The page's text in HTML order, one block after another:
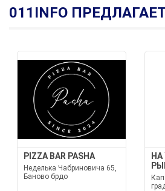
011INFO
PIZZA BAR PASHA
Неделька Чабриновича 65,
Баново брдо
НА